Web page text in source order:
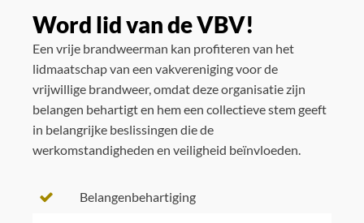
Word lid van de VBV!
Een vrije brandweerman kan profiteren van het
lidmaatschap van een vakvereniging voor de
vrijwillige brandweer, omdat deze organisatie zijn
belangen behartigt en hem een collectieve stem geeft
in belangrijke beslissingen die de
werkomstandigheden en veiligheid beïnvloeden.
Belangenbehartiging